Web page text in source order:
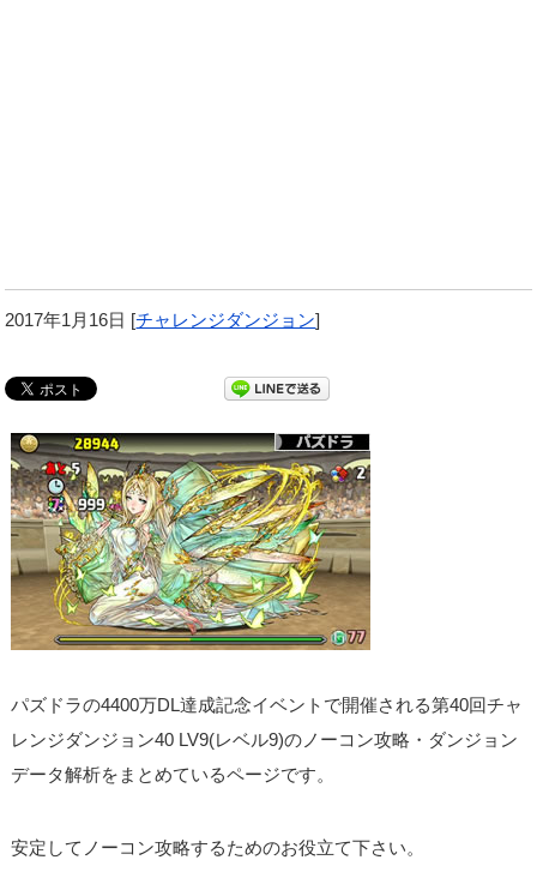
2017年1月16日 [チャレンジダンジョン]
パズドラの4400万DL達成記念イベントで開催される第40回チャ
レンジダンジョン40 LV9(レベル9)のノーコン攻略・ダンジョン
データ解析をまとめているページです。
安定してノーコン攻略するためのお役立て下さい。